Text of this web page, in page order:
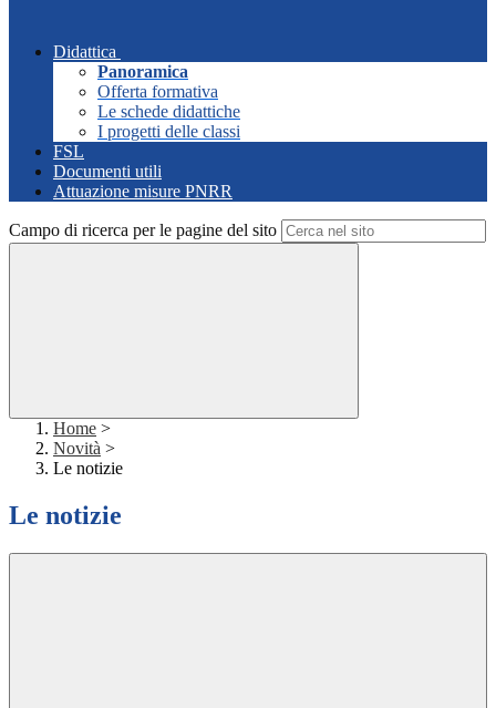
Didattica
Panoramica
Offerta formativa
Le schede didattiche
I progetti delle classi
FSL
Documenti utili
Attuazione misure PNRR
Campo di ricerca per le pagine del sito
Home >
Novità >
Le notizie
Le notizie